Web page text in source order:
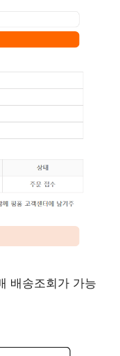
배송조회가 가능